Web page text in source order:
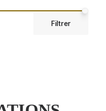
Filtrer